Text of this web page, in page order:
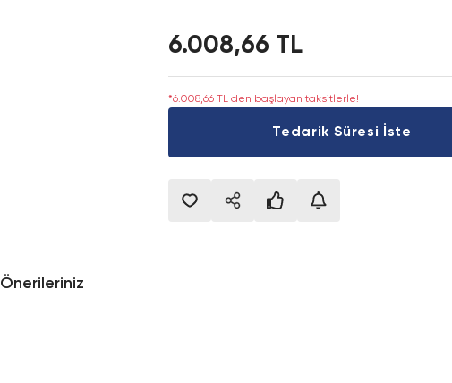
6.008,66 TL
*6.008,66 TL den başlayan taksitlerle!
Tedarik Süresi İste
Önerileriniz